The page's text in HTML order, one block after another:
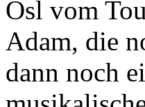
Osl vom
Adam, die
dann noch